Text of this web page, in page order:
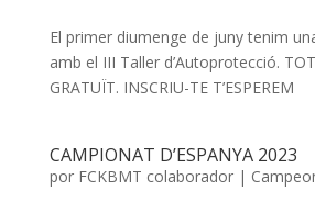
El primer diumenge de juny tenim
amb el III Taller d’Autoprotecció.
GRATUÏT. INSCRIU-TE T’ESPEREM
CAMPIONAT D’ESPANYA 2023
por FCKBMT colaborador|